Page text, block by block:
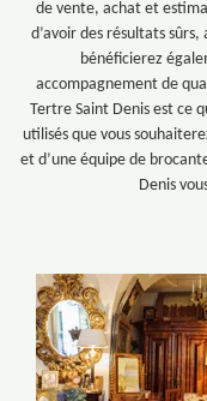
de vente, achat et
d’avoir des résultats
bénéficierez
accompagnement de
Tertre Saint Denis est ce
utilisés que vous
et d’une équipe de
Denis